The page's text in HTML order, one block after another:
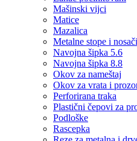
Mašinski vijci
Matice
Mazalica
Metalne stope i
Navojna šipka 5.6
Navojna šipka 8.8
Okov za nameštaj
Okov za vrata i
Perforirana traka
Plastični čepovi za
Podloške
Rascepka